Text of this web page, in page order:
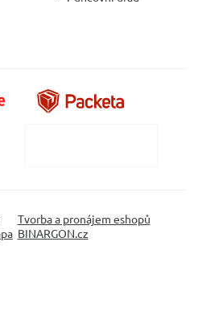
Tvorba a pronájem eshopů
BINARGON.cz